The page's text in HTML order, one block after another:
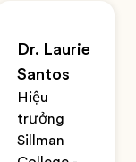
Dr. Laurie
Santos
Hiệu
trưởng
Sillman